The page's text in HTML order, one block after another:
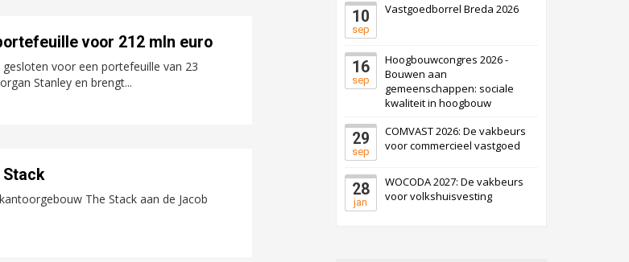
voor 212 mln euro
voor een portefeuille van 23
Stanley en brengt...
The Stack aan de Jacob
10
sep
Vastgoedborrel Breda 2026
16
sep
Hoogbouwcongres 2026 -
Bouwen aan
gemeenschappen: sociale
kwaliteit in hoogbouw
29
sep
COMVAST 2026: De vakbeurs
voor commercieel vastgoed
28
jan
WOCODA 2027: De vakbeurs
voor volkshuisvesting